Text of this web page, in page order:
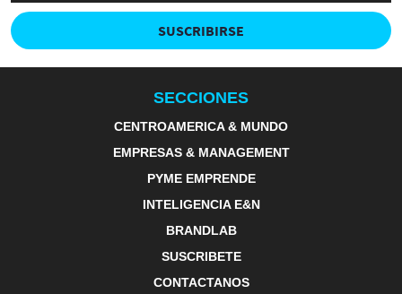
SUSCRIBIRSE
SECCIONES
CENTROAMERICA & MUNDO
EMPRESAS & MANAGEMENT
PYME EMPRENDE
INTELIGENCIA E&N
BRANDLAB
SUSCRIBETE
CONTACTANOS